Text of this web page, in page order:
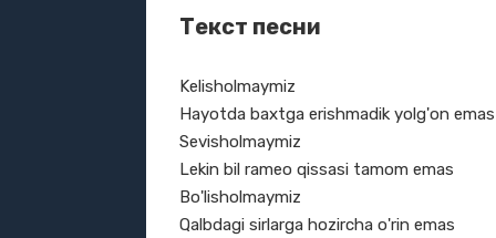
Текст песни
Kelisholmaymiz
Hayotda baxtga erishmadik yolg'on emas
Sevisholmaymiz
Lekin bil rameo qissasi tamom emas
Bo'lisholmaymiz
Qalbdagi sirlarga hozircha o'rin emas